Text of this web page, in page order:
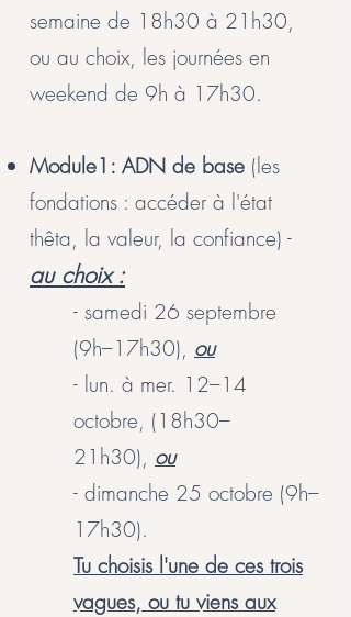
semaine de 18h30 à 21h30,
ou au choix, les journées en
weekend de 9h à 17h30.
Module1: ADN de base (les
fondations : accéder à l'état
thêta, la valeur, la confiance) -
au choix :
- samedi 26 septembre
(9h–17h30), ou
- lun. à mer. 12–14
octobre, (18h30–
21h30), ou
- dimanche 25 octobre (9h–
17h30).
Tu choisis l'une de ces trois
vagues, ou tu viens aux